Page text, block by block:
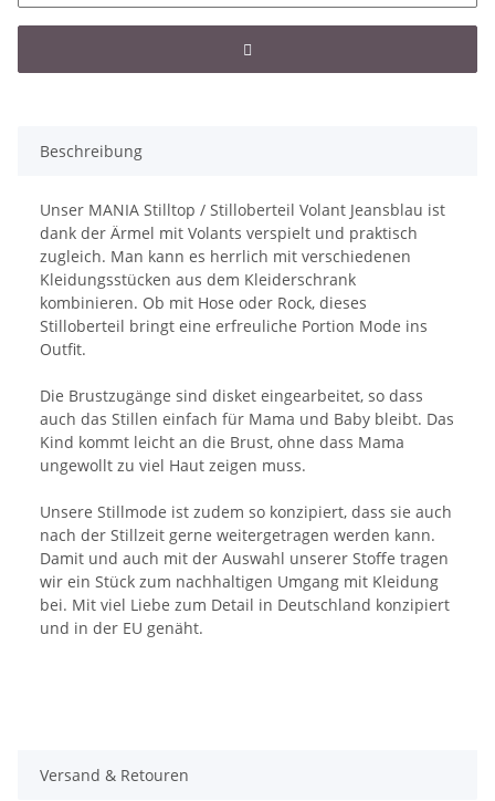
Beschreibung
Unser MANIA Stilltop / Stilloberteil Volant Jeansblau ist
dank der Ärmel mit Volants verspielt und praktisch
zugleich. Man kann es herrlich mit verschiedenen
Kleidungsstücken aus dem Kleiderschrank
kombinieren. Ob mit Hose oder Rock, dieses
Stilloberteil bringt eine erfreuliche Portion Mode ins
Outfit.
Die Brustzugänge sind disket eingearbeitet, so dass
auch das Stillen einfach für Mama und Baby bleibt. Das
Kind kommt leicht an die Brust, ohne dass Mama
ungewollt zu viel Haut zeigen muss.
Unsere Stillmode ist zudem so konzipiert, dass sie auch
nach der Stillzeit gerne weitergetragen werden kann.
Damit und auch mit der Auswahl unserer Stoffe tragen
wir ein Stück zum nachhaltigen Umgang mit Kleidung
bei. Mit viel Liebe zum Detail in Deutschland konzipiert
und in der EU genäht.
Versand & Retouren